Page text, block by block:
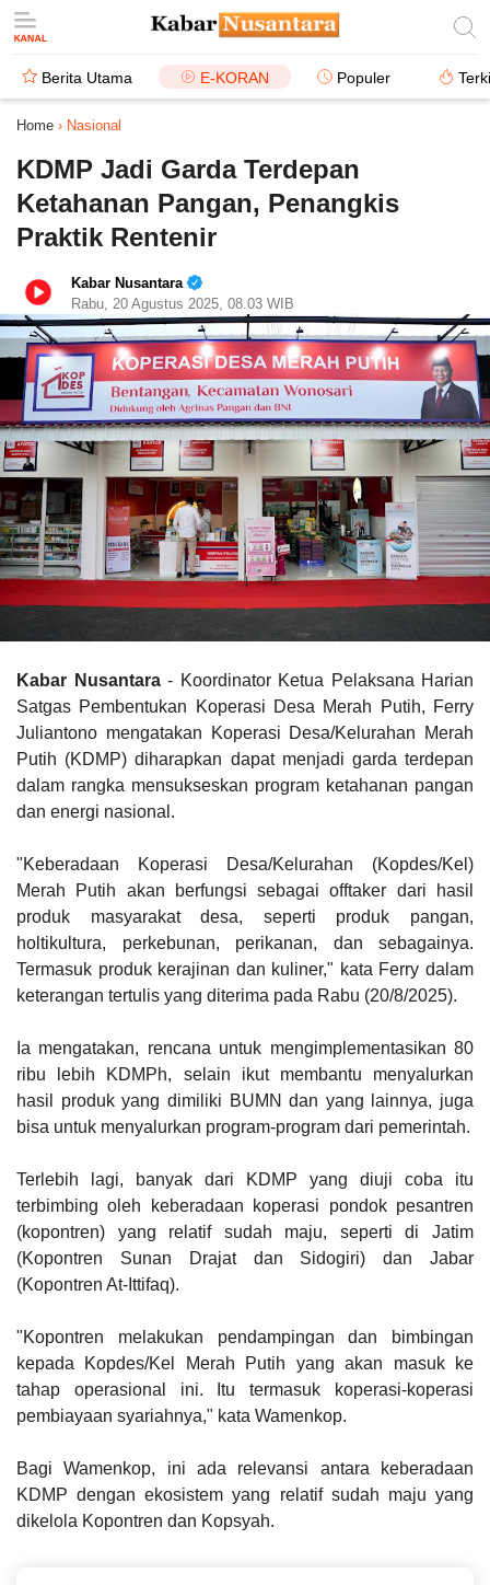
Berita Utama E-KORAN Populer
Home › Nasional
KDMP Jadi Garda Terdepan
Ketahanan Pangan, Penangkis
Praktik Rentenir
Kabar Nusantara
Rabu, 20 Agustus 2025, 08.03 WIB
Kabar Nusantara- Koordinator Ketua Pelaksana Harian
Satgas Pembentukan Koperasi Desa Merah Putih, Ferry
Juliantono mengatakan Koperasi Desa/Kelurahan Merah
Putih (KDMP) diharapkan dapat menjadi garda terdepan
dalam rangka mensukseskan program ketahanan pangan
dan energi nasional.
"Keberadaan Koperasi Desa/Kelurahan (Kopdes/Kel)
Merah Putih akan berfungsi sebagai offtaker dari hasil
produk masyarakat desa, seperti produk pangan,
holtikultura, perkebunan, perikanan, dan sebagainya.
Termasuk produk kerajinan dan kuliner," kata Ferry dalam
keterangan tertulis yang diterima pada Rabu (20/8/2025).
Ia mengatakan, rencana untuk mengimplementasikan 80
ribu lebih KDMPh, selain ikut membantu menyalurkan
hasil produk yang dimiliki BUMN dan yang lainnya, juga
bisa untuk menyalurkan program-program dari pemerintah.
Terlebih lagi, banyak dari KDMP yang diuji coba itu
terbimbing oleh keberadaan koperasi pondok pesantren
(kopontren) yang relatif sudah maju, seperti di Jatim
(Kopontren Sunan Drajat dan Sidogiri) dan Jabar
(Kopontren At-Ittifaq).
"Kopontren melakukan pendampingan dan bimbingan
kepada Kopdes/Kel Merah Putih yang akan masuk ke
tahap operasional ini. Itu termasuk koperasi-koperasi
pembiayaan syariahnya," kata Wamenkop.
Bagi Wamenkop, ini ada relevansi antara keberadaan
KDMP dengan ekosistem yang relatif sudah maju yang
dikelola Kopontren dan Kopsyah.